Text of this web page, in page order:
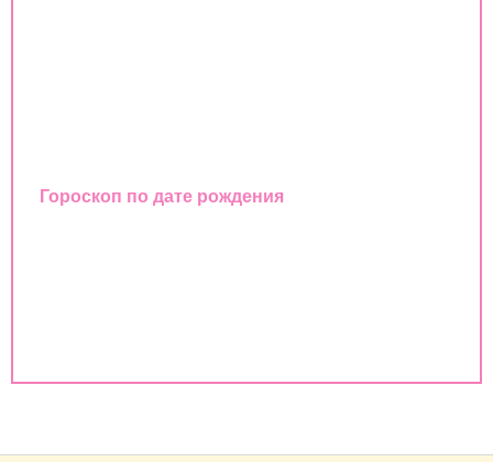
Гороскоп по дате рождения